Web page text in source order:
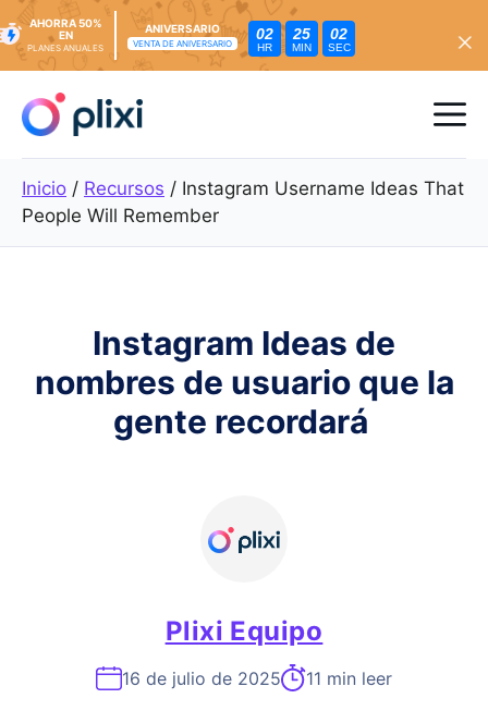
contenido
AHORRA 50%
EN
PLANES ANUALES
ANIVERSARIO
VENTA DE ANIVERSARIO
02
HR
25
MIN
00
SEC
Inicio / Recursos / Instagram Username Ideas That
People Will Remember
Instagram Ideas de
nombres de usuario que la
gente recordará
Plixi Equipo
16 de julio de 2025 11 min leer